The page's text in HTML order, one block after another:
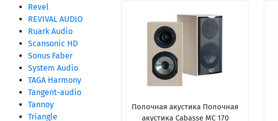
Revel
REVIVAL AUDIO
Ruark Audio
Scansonic HD
Sonus Faber
System Audio
TAGA Harmony
Tangent-audio
Tannoy
Triangle
Полочная акустика Полочная
акустика Cabasse MC 170